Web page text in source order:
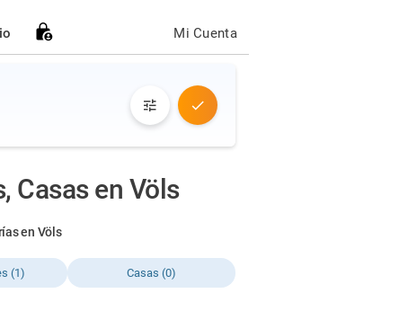
Mi Cuenta
Casas en Völs
en Völs
(1) Casas (0)